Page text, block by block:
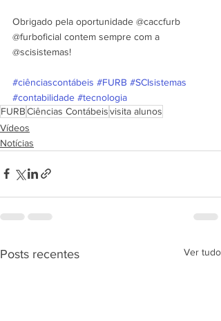
Obrigado pela oportunidade @caccfurb
@furboficial contem sempre com a
@scisistemas!
#ciênciascontábeis #FURB #SCIsistemas
#contabilidade #tecnologia
FURBCiências Contábeisvisita alunos
Vídeos
Notícias
Posts recentes Ver tudo